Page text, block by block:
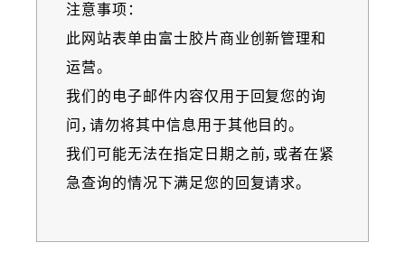
Information
message
注意事项：
此网站表单由富士胶片商业创新管理和
运营。
我们的电子邮件内容仅用于回复您的询
问，请勿将其中信息用于其他目的。
我们可能无法在指定日期之前，或者在紧
急查询的情况下满足您的回复请求。